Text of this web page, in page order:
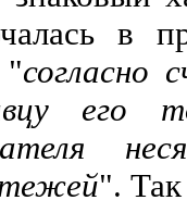
в
"согласно
его
". Так